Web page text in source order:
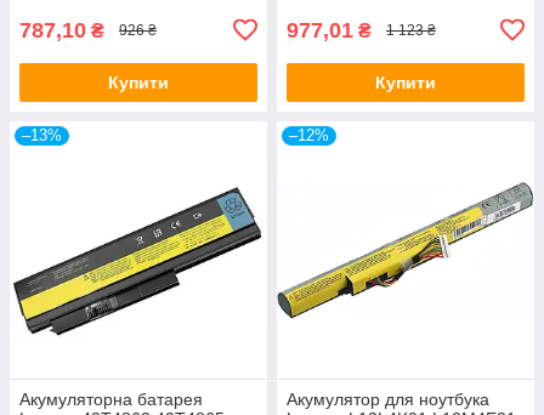
787,10 ₴ 926 ₴
Купити
977,01 ₴ 1 123 ₴
Купити
–13%
Акумуляторна батарея
–12%
Акумулятор для ноутбука